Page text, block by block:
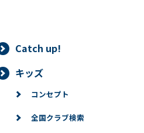
Catch up!
キッズ
コンセプト
全国クラブ検索